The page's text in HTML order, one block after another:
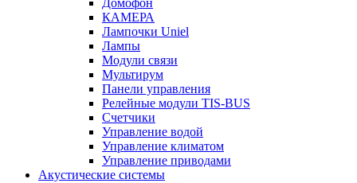
Домофон
КАМЕРА
Лампочки Uniel
Лампы
Модули связи
Мультирум
Панели управления
Релейные модули TIS-BUS
Счетчики
Управление водой
Управление климатом
Управление приводами
Акустические системы